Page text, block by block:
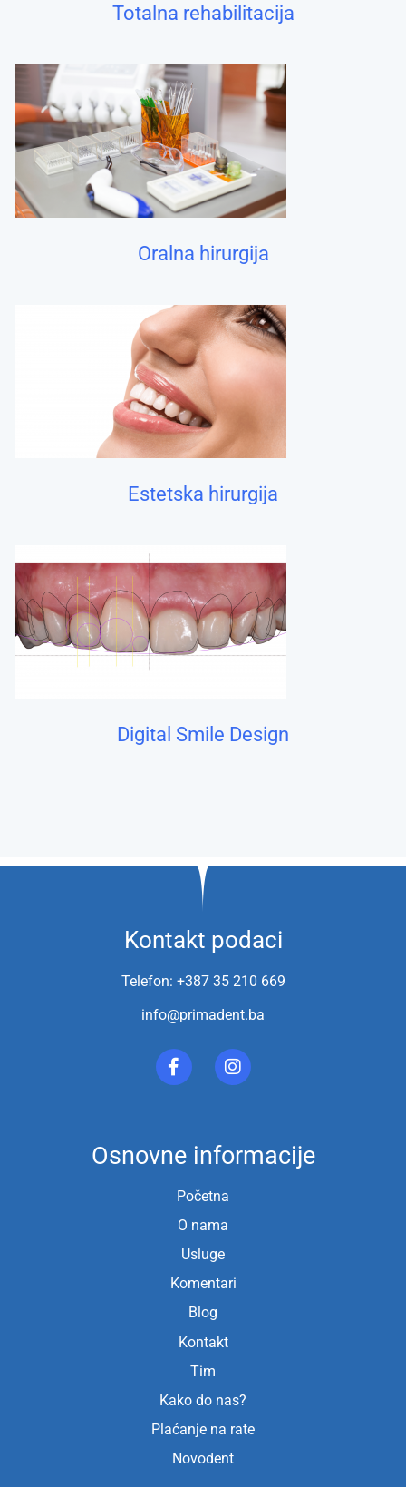
Totalna rehabilitacija
Oralna hirurgija
Estetska hirurgija
Digital Smile Design
Osnovne informacije
Početna
O nama
Usluge
Komentari
Blog
Kontakt
Tim
Kako do nas?
Plaćanje na rate
Novodent
Kontakt podaci
Telefon: +387 35 210 669
info@primadent.ba